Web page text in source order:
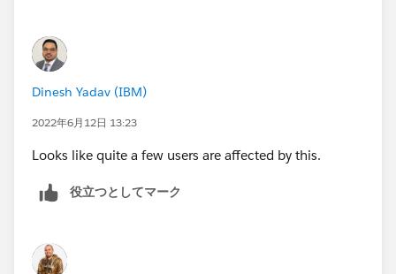
Dinesh Yadav (IBM)
2022年6月12日 13:23
Looks like quite a few users are affected by this.
役立つとしてマーク